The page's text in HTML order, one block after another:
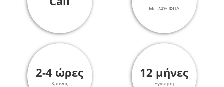
Με 24% ΦΠΑ
2-4 ώρες
Χρόνος
12 μήνες
Εγγύηση